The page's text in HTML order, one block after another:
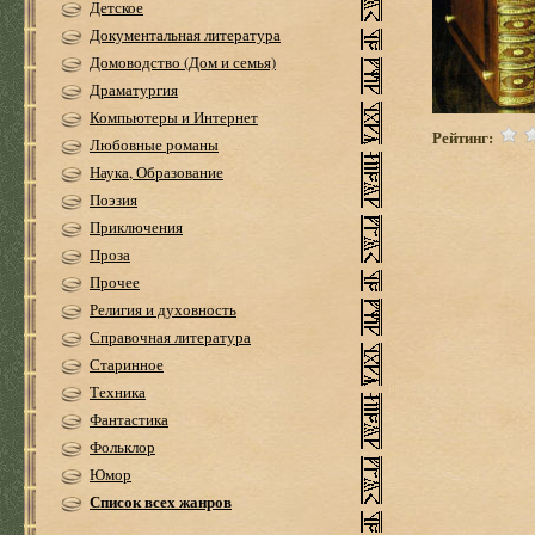
Детское
Документальная литература
Домоводство (Дом и семья)
Драматургия
Компьютеры и Интернет
Любовные романы
Наука, Образование
Поэзия
Приключения
Проза
Прочее
Религия и духовность
Справочная литература
Старинное
Техника
Фантастика
Фольклор
Юмор
Список всех жанров
Рейтинг: